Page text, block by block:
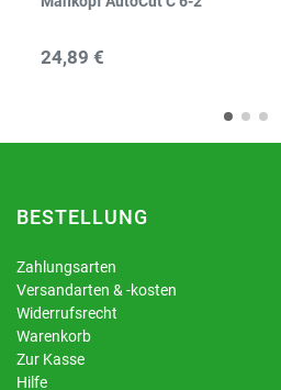
24,89 €
BESTELLUNG
Zahlungsarten
Versandarten & -kosten
Widerrufsrecht
Warenkorb
Zur Kasse
Hilfe